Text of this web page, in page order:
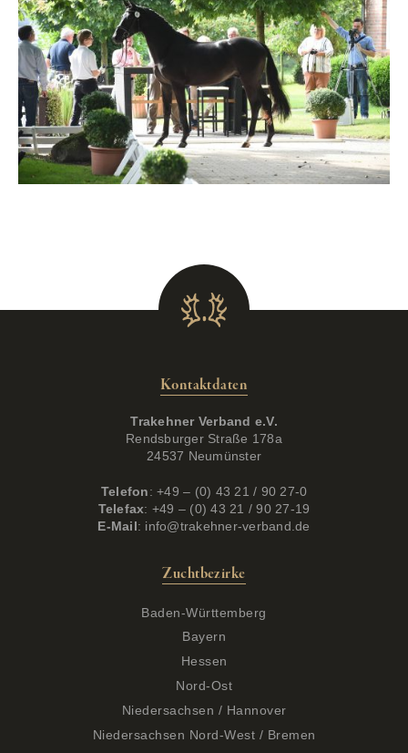
Kontaktdaten
Trakehner Verband e.V.
Rendsburger Straße 178a
24537 Neumünster
Telefon: +49 – (0) 43 21 / 90 27-0
Telefax: +49 – (0) 43 21 / 90 27-19
E-Mail: info@trakehner-verband.de
Zuchtbezirke
Baden-Württemberg
Bayern
Hessen
Nord-Ost
Niedersachsen / Hannover
Niedersachsen Nord-West / Bremen